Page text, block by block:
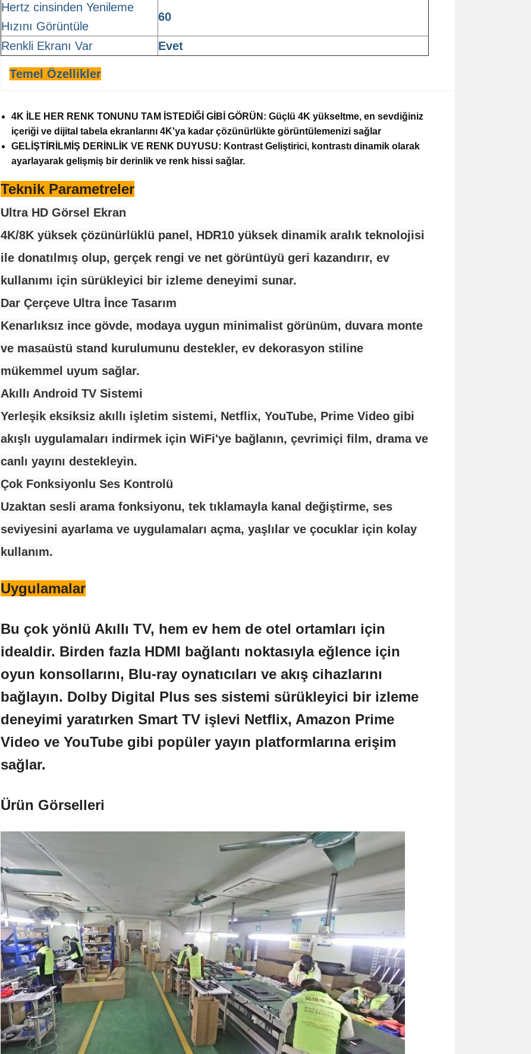
Hertz cinsinden Yenileme
Hızını Görüntüle
60
Renkli Ekranı Var Evet
Temel Özellikler
4K İLE HER RENK TONUNU TAM İSTEDİĞİ GİBİ GÖRÜN: Güçlü 4K yükseltme, en sevdiğiniz
içeriği ve dijital tabela ekranlarını 4K'ya kadar çözünürlükte görüntülemenizi sağlar
GELİŞTİRİLMİŞ DERİNLİK VE RENK DUYUSU: Kontrast Geliştirici, kontrastı dinamik olarak
ayarlayarak gelişmiş bir derinlik ve renk hissi sağlar.
Teknik Parametreler
Ultra HD Görsel Ekran
4K/8K yüksek çözünürlüklü panel, HDR10 yüksek dinamik aralık teknolojisi
ile donatılmış olup, gerçek rengi ve net görüntüyü geri kazandırır, ev
kullanımı için sürükleyici bir izleme deneyimi sunar.
Dar Çerçeve Ultra İnce Tasarım
Kenarlıksız ince gövde, modaya uygun minimalist görünüm, duvara monte
ve masaüstü stand kurulumunu destekler, ev dekorasyon stiline
mükemmel uyum sağlar.
Akıllı Android TV Sistemi
Yerleşik eksiksiz akıllı işletim sistemi, Netflix, YouTube, Prime Video gibi
akışlı uygulamaları indirmek için WiFi'ye bağlanın, çevrimiçi film, drama ve
canlı yayını destekleyin.
Çok Fonksiyonlu Ses Kontrolü
Uzaktan sesli arama fonksiyonu, tek tıklamayla kanal değiştirme, ses
seviyesini ayarlama ve uygulamaları açma, yaşlılar ve çocuklar için kolay
kullanım.
Uygulamalar
Bu çok yönlü Akıllı TV, hem ev hem de otel ortamları için
idealdir. Birden fazla HDMI bağlantı noktasıyla eğlence için
oyun konsollarını, Blu-ray oynatıcıları ve akış cihazlarını
bağlayın. Dolby Digital Plus ses sistemi sürükleyici bir izleme
deneyimi yaratırken Smart TV işlevi Netflix, Amazon Prime
Video ve YouTube gibi popüler yayın platformlarına erişim
sağlar.
Ürün Görselleri